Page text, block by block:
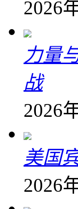
2026
力量
战
2026
美国
2026